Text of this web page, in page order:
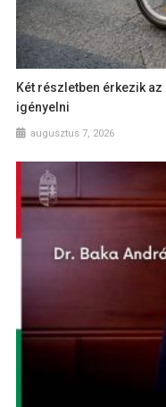
Két részletben érkezik
igényelni
augusztus 7, 2026